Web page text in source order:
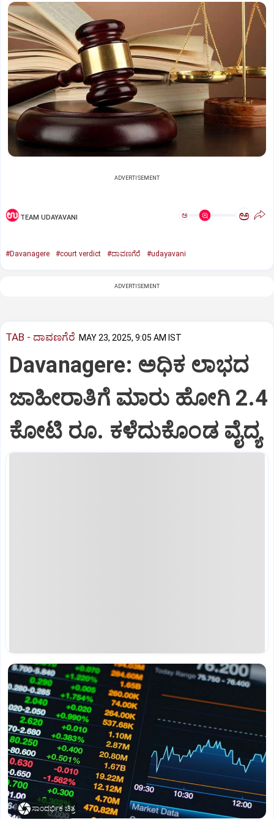
ADVERTISEMENT
TEAM UDAYAVANI ಅ ಅ
#Davanagere #court verdict #ದಾವಣಗೆರೆ #udayavani
ADVERTISEMENT
TAB - ದಾವಣಗೆರೆ MAY 23, 2025, 9:05 AM IST
Davanagere: ಅಧಿಕ ಲಾಭದ
ಜಾಹೀರಾತಿಗೆ ಮಾರು ಹೋಗಿ 2.4
ಕೋಟಿ ರೂ. ಕಳೆದುಕೊಂಡ ವೈದ್ಯ
ಸಾಂದರ್ಭಿಕ ಚಿತ್ರ